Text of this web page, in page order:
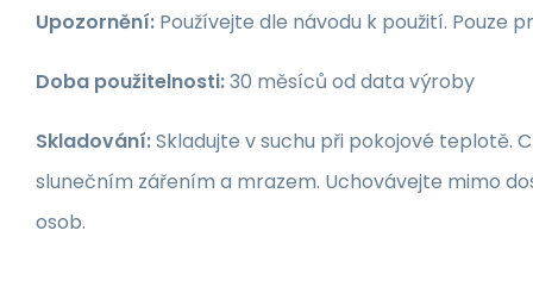
Upozornění: Používejte dle návodu k použití. Pouze
Doba použitelnosti:30 měsíců od data výroby
Skladování:Skladujte v suchu při pokojové teplotě.
slunečním zářením a mrazem. Uchovávejte mimo
osob.